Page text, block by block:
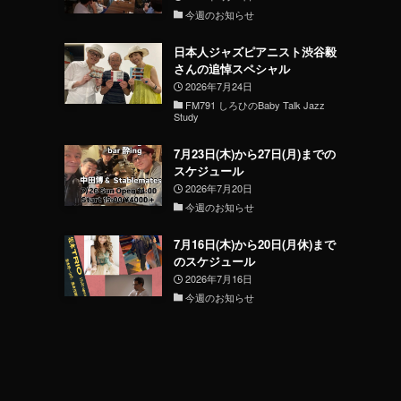
今週のお知らせ
日本人ジャズピアニスト渋谷毅
さんの追悼スペシャル
2026年7月24日
FM791 しろひのBaby Talk Jazz
Study
7月23日(木)から27日(月)までの
スケジュール
2026年7月20日
今週のお知らせ
7月16日(木)から20日(月休)まで
のスケジュール
2026年7月16日
今週のお知らせ